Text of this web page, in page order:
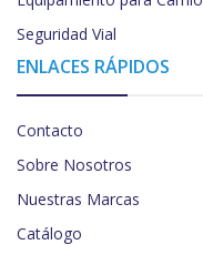
Seguridad Vial
ENLACES RÁPIDOS
Contacto
Sobre Nosotros
Nuestras Marcas
Catálogo